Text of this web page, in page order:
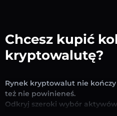
Chcesz kupić
kryptowalutę?
Rynek kryptowalut nie
też nie powinieneś.
Odkryj szeroki wybór